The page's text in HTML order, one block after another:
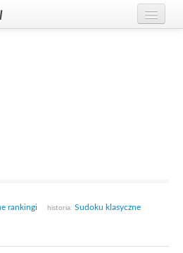
rankingi historia: Sudoku klasyczne